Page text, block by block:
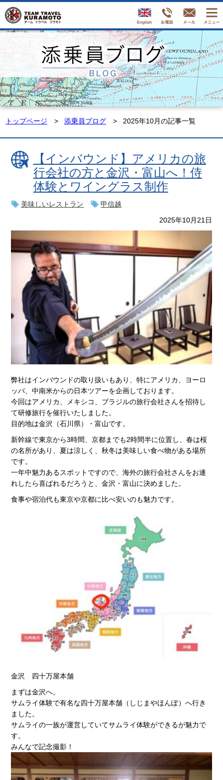
トップページ 添乗員ブログ 2025年10月の記事一覧
【インバウンド】アメリカの旅
行会社の方と金沢・富山へ！侍
体験とワイングラス制作
美味しいレストラン 甲信越
2025年10月21日
弊社はインバウンドの取り扱いもあり、特にアメリカ、ヨーロ
ッパ、中南米からの日本ツアーを企画しております。
今回はアメリカ、メキシコ、ブラジルの旅行会社さんを招待し
て研修旅行を催行いたしました。
目的地は金沢（石川県）・富山です。
新幹線で東京から3時間、京都までも2時間半に位置し、春は桜
の名所があり、夏は涼しく、秋冬は美味しい食べ物がある場所
です。
一年中魅力あるスポットですので、海外の旅行会社さんをお連
れしたら喜ばれるだろうと、金沢・富山に決めました。
食事や宿泊代も東京や京都に比べ安いのも魅力です。
金沢 四十万屋本舗
まずは金沢へ。
サムライ体験で有名な四十万屋本舗（しじまやほんぽ）へ行き
ました。
サムライの一族が運営していてサムライ体験ができるが魅力で
す。
みんなで記念撮影！